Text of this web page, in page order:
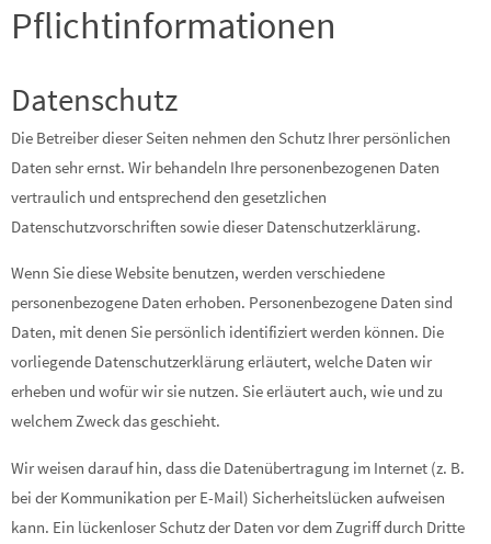
Pflicht­informationen
Datenschutz
Die Betreiber dieser Seiten nehmen den Schutz Ihrer persönlichen
Daten sehr ernst. Wir behandeln Ihre personenbezogenen Daten
vertraulich und entsprechend den gesetzlichen
Datenschutzvorschriften sowie dieser Datenschutzerklärung.
Wenn Sie diese Website benutzen, werden verschiedene
personenbezogene Daten erhoben. Personenbezogene Daten sind
Daten, mit denen Sie persönlich identifiziert werden können. Die
vorliegende Datenschutzerklärung erläutert, welche Daten wir
erheben und wofür wir sie nutzen. Sie erläutert auch, wie und zu
welchem Zweck das geschieht.
Wir weisen darauf hin, dass die Datenübertragung im Internet (z. B.
bei der Kommunikation per E-Mail) Sicherheitslücken aufweisen
kann. Ein lückenloser Schutz der Daten vor dem Zugriff durch Dritte